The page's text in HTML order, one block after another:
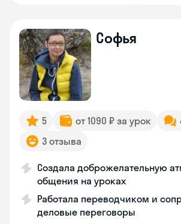
Софья
5 от 1090 ₽ за урок
3 отзыва
Создала доброжелательную
общения на уроках
Работала переводчиком и
деловые переговоры